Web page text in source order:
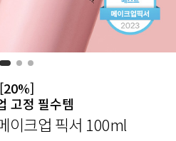
[20%]
고정 필수템
이크업 픽서 100ml